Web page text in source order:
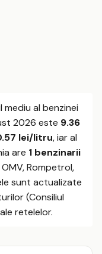
al benzinei
2026 este 9.36
lei/litru, iar al
are 1 benzinarii
Rompetrol,
sunt actualizate
(Consiliul
retelelor.